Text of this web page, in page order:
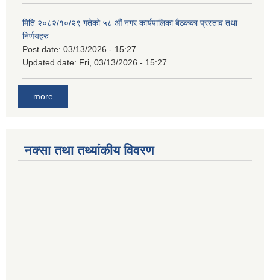
मिति २०८२/१०/२९ गतेको ५८ औं नगर कार्यपालिका बैठकका प्रस्ताव तथा
निर्णयहरु
Post date: 03/13/2026 - 15:27
Updated date: Fri, 03/13/2026 - 15:27
more
नक्सा तथा तथ्यांकीय विवरण